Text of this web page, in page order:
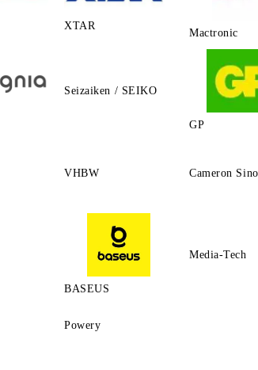
XTAR
Mactronic
Seizaiken / SEIKO
GP
VHBW Cameron Sino
BASEUS
Media-Tech
Powery